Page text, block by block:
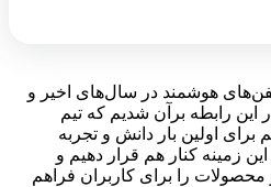
هوشمند در سال‌های اخیر و
این رابطه برآن شدیم که تیم
برای اولین بار دانش و تجربه
زمینه کنار هم قرار دهیم و
محصولات را برای کاربران فراهم